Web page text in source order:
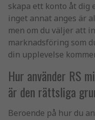
skapa ett konto åt dig
inget annat anges är
men om du väljer att
marknadsföring som
din upplevelse
Hur använder RS
är den rättsliga
Beroende på hur du